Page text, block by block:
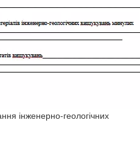
інженерно-геологічних